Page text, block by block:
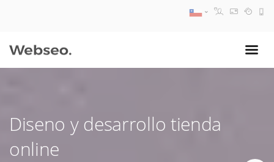
Diseno y desarrollo tienda
online
09:30 AM A 18:30 PM